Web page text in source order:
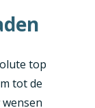
top
tot de